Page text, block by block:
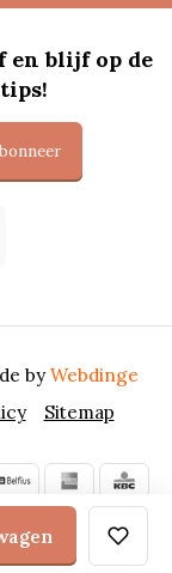
en blijf op de
Sitemap
byWebdinge